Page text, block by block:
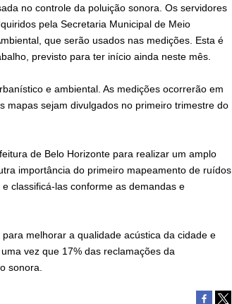
no controle da poluição sonora. Os servidores
pela Secretaria Municipal de Meio
que serão usados nas medições. Esta é
previsto para ter início ainda neste mês.
e ambiental. As medições ocorrerão em
mapas sejam divulgados no primeiro trimestre do
de Belo Horizonte para realizar um amplo
importância do primeiro mapeamento de ruídos
classificá-las conforme as demandas e
melhorar a qualidade acústica da cidade e
vez que 17% das reclamações da
sonora.